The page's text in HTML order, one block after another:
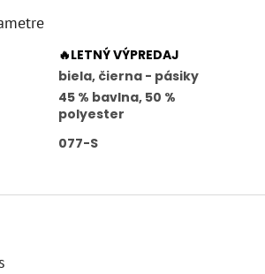
🔥LETNÝ VÝPREDAJ
biela, čierna - pásiky
45 % bavlna, 50 %
polyester
077-S